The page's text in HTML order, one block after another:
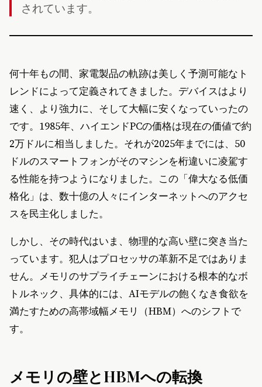
されています。
何十年もの間、家電製品の軌跡は美しく予測可能なト
レンドによって定義されてきました。デバイスはより
速く、より強力に、そして大幅に安くなっていったの
です。1985年、ハイエンドPCの価格は現在の価値で約
2万ドルに相当しました。それが2025年までには、50
ドルのスマートフォンがそのマシンを桁違いに凌駕す
る性能を持つようになりました。この「偉大なる低価
格化」は、数十億の人々にインターネットへのアクセ
スを民主化しました。
しかし、その時代はいま、物理的な高い壁に突き当た
っています。犯人はプロセッサの革新不足ではありま
せん。メモリのサプライチェーンにおける根本的なボ
トルネック、具体的には、AIモデルの飽くなき食欲を
満たすための高帯域幅メモリ（HBM）へのシフトで
す。
メモリの壁とHBMへの転換